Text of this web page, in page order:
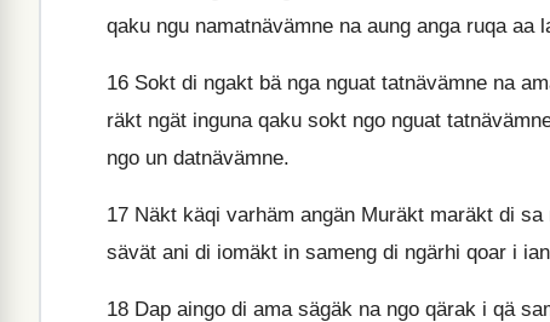
qaku ngu namatnävämne na aung anga ruqa aa
16 Sokt di ngakt bä nga nguat tatnävämne na
räkt ngät inguna qaku sokt ngo nguat
ngo un datnävämne.
17 Näkt käqi varhäm angän Muräkt maräkt di
sävät ani di iomäkt in sameng di ngärhi qoar i
18 Dap aingo di ama sägäk na ngo qärak i qä